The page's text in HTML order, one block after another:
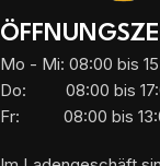
Mo - Mi: 08:00 bis
Do: 08:00 bis
Fr: 08:00 bis